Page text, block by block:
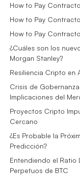
How to Pay
How to Pay
How to Pay
¿Cuáles son los
Morgan Stanley?
Resiliencia Cripto en
Crisis de
Implicaciones del
Proyectos Cripto
Cercano
¿Es Probable la
Predicción?
Entendiendo el Ratio
Perpetuos de BTC